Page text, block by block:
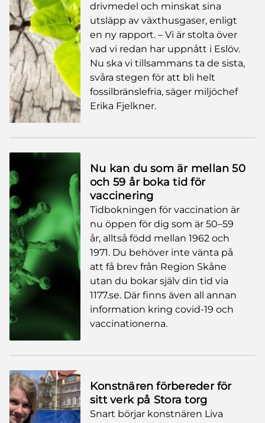
drivmedel och minskat sina
utsläpp av växthusgaser, enligt
en ny rapport. – Vi är stolta över
vad vi redan har uppnått i Eslöv.
Nu ska vi tillsammans ta de sista,
svåra stegen för att bli helt
fossilbränslefria, säger miljöchef
Erika Fjelkner.
Nu kan du som är mellan 50
och 59 år boka tid för
vaccinering
Tidbokningen för vaccination är
nu öppen för dig som är 50–59
år, alltså född mellan 1962 och
1971. Du behöver inte vänta på
att få brev från Region Skåne
utan du bokar själv din tid via
1177.se. Där finns även all annan
information kring covid-19 och
vaccinationerna.
Konstnären förbereder för
sitt verk på Stora torg
Snart börjar konstnären Liva